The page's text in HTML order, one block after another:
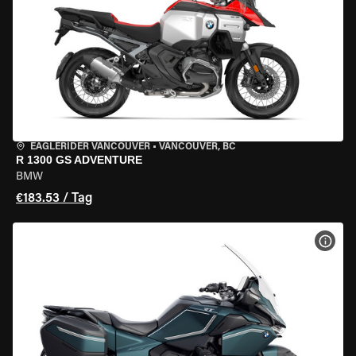
EAGLERIDER VANCOUVER • VANCOUVER, BC
R 1300 GS ADVENTURE
BMW
€183.53 / Tag